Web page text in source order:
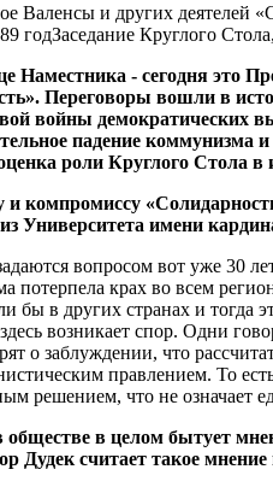
Валенсы и других
Заседание Круглого
Наместника - сегодня это
Переговоры вошли в
войны демократических
падение
роли Круглого Стола
компромиссу
Университета имени
вопросом вот уже 30
потерпела крах во всем
бы в других странах и
возникает спор. Одни
о заблуждении, что
правлением. То
решением, что не означает
в целом бытует
Дудек считает такое мнение